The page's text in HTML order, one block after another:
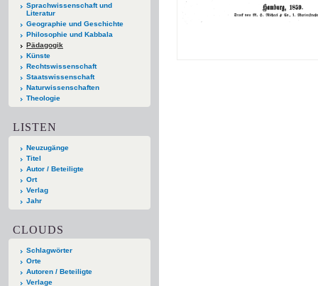
Sprachwissenschaft und
Literatur
Geographie und Geschichte
Philosophie und Kabbala
Pädagogik
Künste
Rechtswissenschaft
Staatswissenschaft
Naturwissenschaften
Theologie
LISTEN
Neuzugänge
Titel
Autor / Beteiligte
Ort
Verlag
Jahr
CLOUDS
Schlagwörter
Orte
Autoren / Beteiligte
Verlage